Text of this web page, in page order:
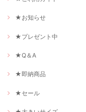
★お知らせ
★プレゼント中
★Q＆A
★即納商品
★セール